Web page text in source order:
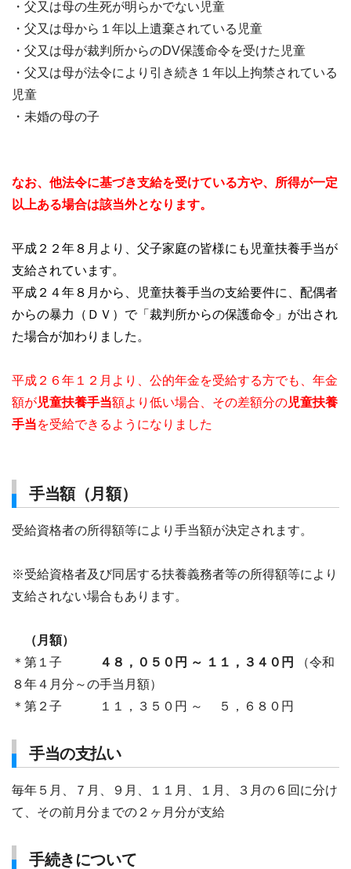
・父又は母の生死が明らかでない児童
・父又は母から１年以上遺棄されている児童
・父又は母が裁判所からのDV保護命令を受けた児童
・父又は母が法令により引き続き１年以上拘禁されている
児童
・未婚の母の子
なお、他法令に基づき支給を受けている方や、所得が一定
以上ある場合は該当外となります。
平成２２年８月より、父子家庭の皆様にも児童扶養手当が
支給されています。
平成２４年８月から、児童扶養手当の支給要件に、配偶者
からの暴力（ＤＶ）で「裁判所からの保護命令」が出され
た場合が加わりました。
平成２６年１２月より、公的年金を受給する方でも、年金
額が児童扶養手当額より低い場合、その差額分の児童扶養
手当を受給できるようになりました
手当額（月額）
受給資格者の所得額等により手当額が決定されます。
※受給資格者及び同居する扶養義務者等の所得額等により
支給されない場合もあります。
（月額）
＊第１子
４８，０５０ 円 ～ １１，３４０円
（令和
８年４月分～の手当月額）
＊第２子 １１，３５０円 ～ ５，６８０円
手当の支払い
毎年５月、７月、９月、１１月、１月、３月の６回に分け
て、その前月分までの２ヶ月分が支給
手続きについて